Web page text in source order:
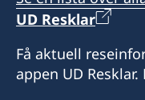
Assistent
UD Resklar
Få aktuell
appen UD